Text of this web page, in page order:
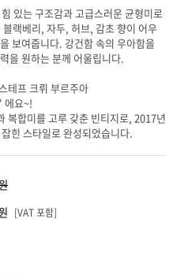
을 원하는 분께 어울립니다.
테프 크뤼 부르주아
에요~!
힌 스타일로 완성되었습니다.
[VAT 포함]